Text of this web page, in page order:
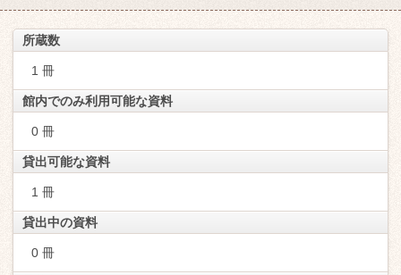
所蔵数
1 冊
館内でのみ利用可能な資料
0 冊
貸出可能な資料
1 冊
貸出中の資料
0 冊